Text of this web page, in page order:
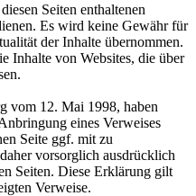
Seiten enthaltenen
Es wird keine Gewähr für
der Inhalte übernommen.
Inhalte von Websites, die über
vom 12. Mai 1998, haben
eines Verweises
Seite ggf. mit zu
vorsorglich ausdrücklich
Seiten. Diese Erklärung gilt
Verweise.